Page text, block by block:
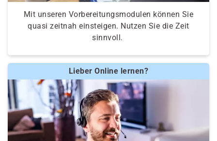
Mit unseren Vorbereitungsmodulen können Sie
quasi zeitnah einsteigen. Nutzen Sie die Zeit
sinnvoll.
Lieber Online lernen?